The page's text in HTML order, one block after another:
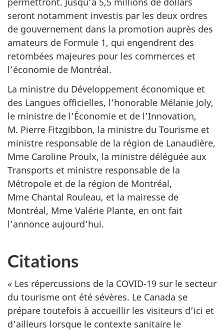
seront notamment investis par les deux ordres
de gouvernement dans la promotion auprès des
amateurs de Formule 1, qui engendrent des
retombées majeures pour les commerces et
l’économie de Montréal.
La ministre du Développement économique et
des Langues officielles, l’honorable Mélanie Joly,
le ministre de l’Économie et de l’Innovation,
M. Pierre Fitzgibbon, la ministre du Tourisme et
ministre responsable de la région de Lanaudière,
Mme Caroline Proulx, la ministre déléguée aux
Transports et ministre responsable de la
Métropole et de la région de Montréal,
Mme Chantal Rouleau, et la mairesse de
Montréal, Mme Valérie Plante, en ont fait
l’annonce aujourd’hui.
Citations
« Les répercussions de la COVID-19 sur le secteur
du tourisme ont été sévères. Le Canada se
prépare toutefois à accueillir les visiteurs d’ici et
d’ailleurs lorsque le contexte sanitaire le